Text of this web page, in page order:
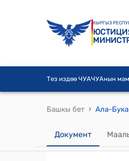
КЫРГЫЗ
Тез издөө ЧУАЧУАнын
Башкы бет ›
Документ